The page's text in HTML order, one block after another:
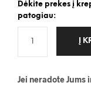
Dėkite prekes į
patogiau:
Į
Jei neradote Jums